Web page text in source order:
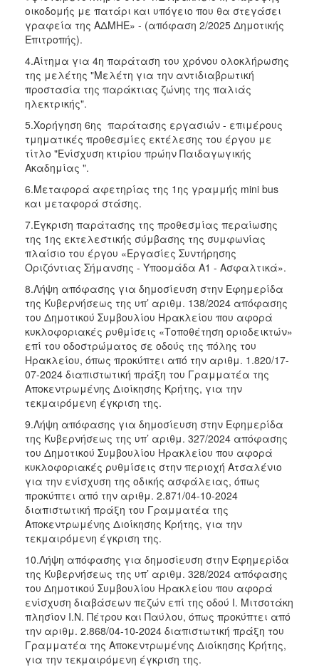
οικοδομής με πατάρι και υπόγειο που θα στεγάσει
γραφεία της ΑΔΜΗΕ» - (απόφαση 2/2025 Δημοτικής
Επιτροπής).
4.Αίτημα για 4η παράταση του χρόνου ολοκλήρωσης
της μελέτης "Μελέτη για την αντιδιαβρωτική
προστασία της παράκτιας ζώνης της παλιάς
ηλεκτρικής".
5.Χορήγηση 6ης παράτασης εργασιών - επιμέρους
τμηματικές προθεσμίες εκτέλεσης του έργου με
τίτλο "Ενίσχυση κτιρίου πρώην Παιδαγωγικής
Ακαδημίας ".
6.Μεταφορά αφετηρίας της 1ης γραμμής mini bus
και μεταφορά στάσης.
7.Έγκριση παράτασης της προθεσμίας περαίωσης
της 1ης εκτελεστικής σύμβασης της συμφωνίας
πλαίσιο του έργου «Εργασίες Συντήρησης
Οριζόντιας Σήμανσης - Υποομάδα Α1 - Ασφαλτικά».
8.Λήψη απόφασης για δημοσίευση στην Εφημερίδα
της Κυβερνήσεως της υπ’ αριθμ. 138/2024 απόφασης
του Δημοτικού Συμβουλίου Ηρακλείου που αφορά
κυκλοφοριακές ρυθμίσεις «Τοποθέτηση οριοδεικτών»
επί του οδοστρώματος σε οδούς της πόλης του
Ηρακλείου, όπως προκύπτει από την αριθμ. 1.820/17-
07-2024 διαπιστωτική πράξη του Γραμματέα της
Αποκεντρωμένης Διοίκησης Κρήτης, για την
τεκμαιρόμενη έγκριση της.
9.Λήψη απόφασης για δημοσίευση στην Εφημερίδα
της Κυβερνήσεως της υπ’ αριθμ. 327/2024 απόφασης
του Δημοτικού Συμβουλίου Ηρακλείου που αφορά
κυκλοφοριακές ρυθμίσεις στην περιοχή Ατσαλένιο
για την ενίσχυση της οδικής ασφάλειας, όπως
προκύπτει από την αριθμ. 2.871/04-10-2024
διαπιστωτική πράξη του Γραμματέα της
Αποκεντρωμένης Διοίκησης Κρήτης, για την
τεκμαιρόμενη έγκριση της.
10.Λήψη απόφασης για δημοσίευση στην Εφημερίδα
της Κυβερνήσεως της υπ’ αριθμ. 328/2024 απόφασης
του Δημοτικού Συμβουλίου Ηρακλείου που αφορά
ενίσχυση διαβάσεων πεζών επί της οδού Ι. Μιτσοτάκη
πλησίον Ι.Ν. Πέτρου και Παύλου, όπως προκύπτει από
την αριθμ. 2.868/04-10-2024 διαπιστωτική πράξη του
Γραμματέα της Αποκεντρωμένης Διοίκησης Κρήτης,
για την τεκμαιρόμενη έγκριση της.